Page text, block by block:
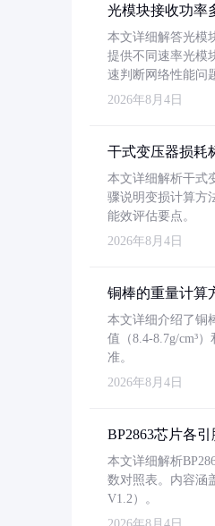
光模块接收功率
本文详细解答光模
提供不同速率光模
速判断网络性能问
2026年8月4日
干式变压器损耗
本文详细解析干式
骤说明变损计算方
能效评估要点。
2026年8月4日
铜棒的重量计算
本文详细介绍了铜
值（8.4-8.7g/cm³
准。
2026年8月4日
BP2863芯片各
本文详细解析
数对照表。内容涵
V1.2）。